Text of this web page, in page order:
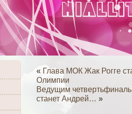
« Глава МОК Жак Рогге
Олимпии
Ведущим
станет Андрей… »